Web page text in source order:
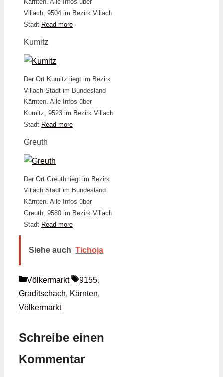
Kärnten. Alle Infos über
Villach, 9504 im Bezirk Villach
Stadt Read more
Kumitz
Der Ort Kumitz liegt im Bezirk
Villach Stadt im Bundesland
Kärnten. Alle Infos über
Kumitz, 9523 im Bezirk Villach
Stadt Read more
Greuth
Der Ort Greuth liegt im Bezirk
Villach Stadt im Bundesland
Kärnten. Alle Infos über
Greuth, 9580 im Bezirk Villach
Stadt Read more
Siehe auch Tichoja
Kategorien
Völkermarkt Schlagwörter
9155,
Graditschach, Kärnten,
Völkermarkt
Schreibe einen
Kommentar